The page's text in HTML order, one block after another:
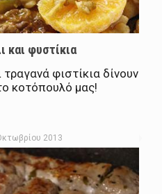
και φυστίκια
φιστίκια δίνουν
κοτόπουλό μας!
2013